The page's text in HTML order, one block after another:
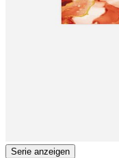
Serie anzeigen